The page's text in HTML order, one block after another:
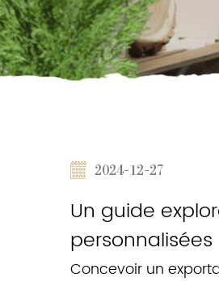
2024-12-27
Un guide
personnalisées
Concevoir un